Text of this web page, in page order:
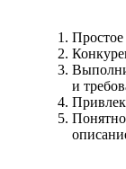
Простое
и